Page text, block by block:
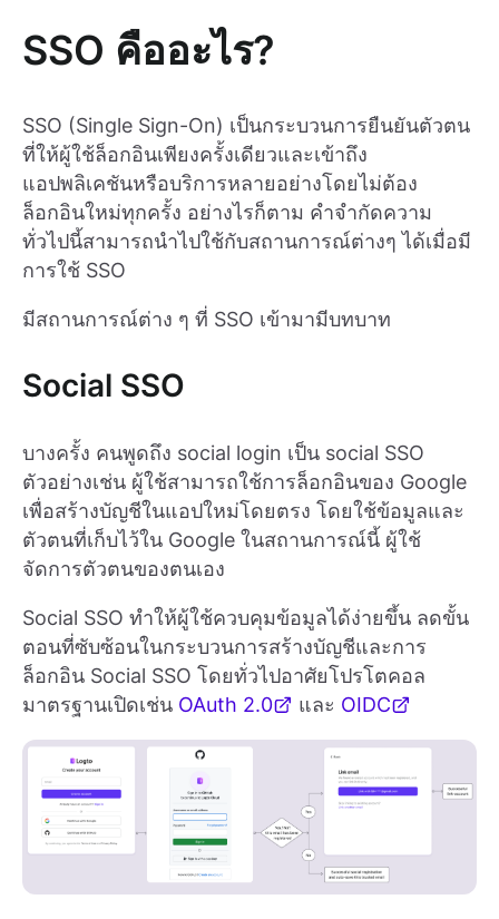
SSO คืออะไร?
SSO (Single Sign-On) เป็นกระบวนการยืนยันตัวตน
ที่ให้ผู้ใช้ล็อกอินเพียงครั้งเดียวและเข้าถึง
แอปพลิเคชันหรือบริการหลายอย่างโดยไม่ต้อง
ล็อกอินใหม่ทุกครั้ง อย่างไรก็ตาม คำจำกัดความ
ทั่วไปนี้สามารถนำไปใช้กับสถานการณ์ต่างๆ ได้เมื่อมี
การใช้ SSO
มีสถานการณ์ต่าง ๆ ที่ SSO เข้ามามีบทบาท
Social SSO
บางครั้ง คนพูดถึง social login เป็น social SSO
ตัวอย่างเช่น ผู้ใช้สามารถใช้การล็อกอินของ Google
เพื่อสร้างบัญชีในแอปใหม่โดยตรง โดยใช้ข้อมูลและ
ตัวตนที่เก็บไว้ใน Google ในสถานการณ์นี้ ผู้ใช้
จัดการตัวตนของตนเอง
Social SSO ทำให้ผู้ใช้ควบคุมข้อมูลได้ง่ายขึ้น ลดขั้น
ตอนที่ซับซ้อนในกระบวนการสร้างบัญชีและการ
ล็อกอิน Social SSO โดยทั่วไปอาศัยโปรโตคอล
มาตรฐานเปิดเช่น OAuth 2.0 และ OIDC